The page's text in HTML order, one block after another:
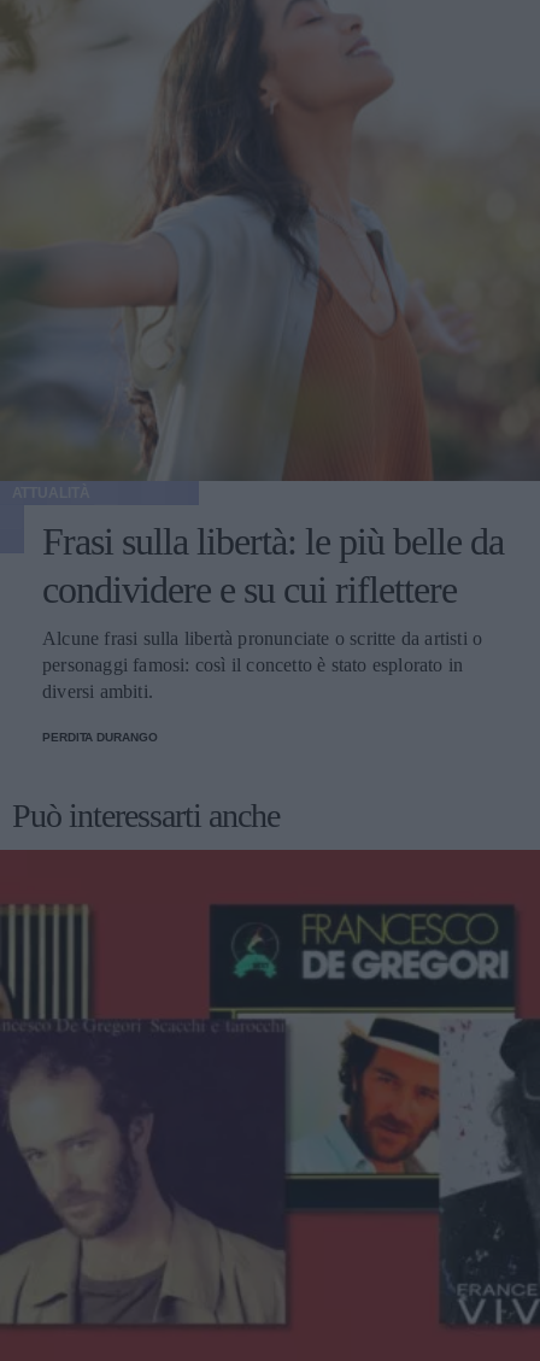
Frasi sulla libertà: le più belle da
condividere e su cui riflettere
Alcune frasi sulla libertà pronunciate o scritte da artisti o
personaggi famosi: così il concetto è stato esplorato in
diversi ambiti.
PERDITA DURANGO
Può interessarti anche